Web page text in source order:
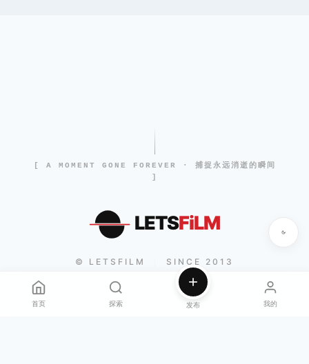
[ A MOMENT GONE FOREVER · 捕捉永远消逝的瞬间
]
LETSFiLM
© LETSFILM SINCE 2013
首页 探索 发布 我的